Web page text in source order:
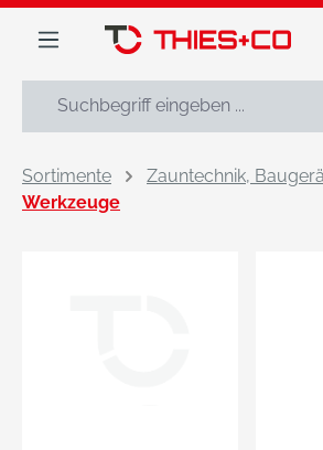
springen
Sortimente
Zauntechnik,
Werkzeuge